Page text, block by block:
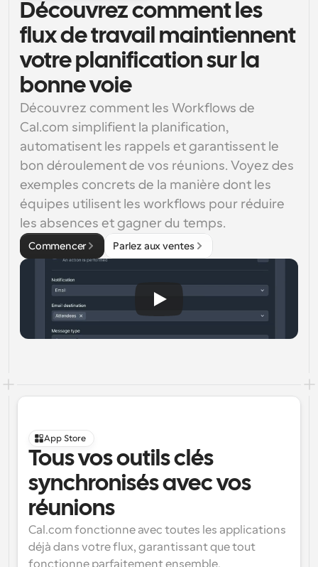
Découvrez comment les
flux de travail maintiennent
votre planification sur la
bonne voie
Découvrez comment les Workflows de
Cal.com simplifient la planification,
automatisent les rappels et garantissent le
bon déroulement de vos réunions. Voyez des
exemples concrets de la manière dont les
équipes utilisent les workflows pour réduire
les absences et gagner du temps.
Commencer Parlez aux ventes
App Store
Tous vos outils clés
synchronisés avec vos
réunions
Cal.com fonctionne avec toutes les applications
déjà dans votre flux, garantissant que tout
fonctionne parfaitement ensemble.